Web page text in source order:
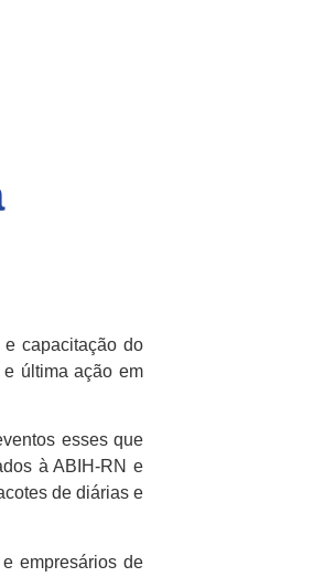
e capacitação do
e última ação em
esses que
à ABIH-RN e
de diárias e
empresários de